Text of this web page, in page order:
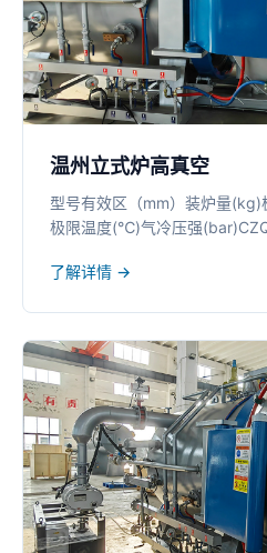
温州立式炉高真空
型号有效区（mm）装炉量
极限温度(℃)气冷压强
了解详情 →